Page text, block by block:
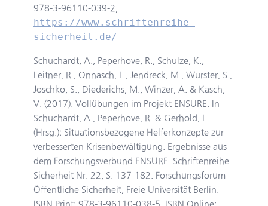
978-3-96110-039-2,
https://www.schriftenreihe-
sicherheit.de/
Schuchardt, A., Peperhove, R., Schulze, K.,
Leitner, R., Onnasch, L., Jendreck, M., Wurster, S.,
Joschko, S., Diederichs, M., Winzer, A. & Kasch,
V. (2017). Vollübungen im Projekt ENSURE. In
Schuchardt, A., Peperhove, R. & Gerhold, L.
(Hrsg.): Situationsbezogene Helferkonzepte zur
verbesserten Krisenbewältigung. Ergebnisse aus
dem Forschungsverbund ENSURE. Schriftenreihe
Sicherheit Nr. 22, S. 137-182. Forschungsforum
Öffentliche Sicherheit, Freie Universität Berlin.